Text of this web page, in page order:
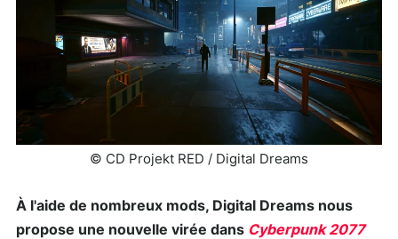
© CD Projekt RED / Digital Dreams
À l'aide de nombreux mods, Digital Dreams nous
propose une nouvelle virée dans Cyberpunk 2077